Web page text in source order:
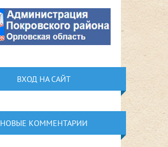
ВХОД НА САЙТ
НОВЫЕ КОММЕНТАРИИ